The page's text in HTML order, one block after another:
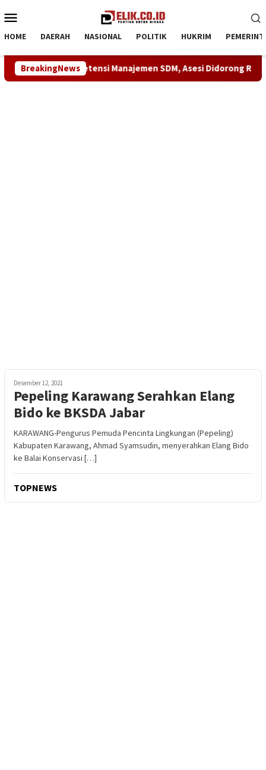
ke
Mobile
HOME DAERAH NASIONAL POLITIK HUKRIM
BreakingNews
Kompetensi Manajemen SDM, Asesi Didorong Raih
Desember 12, 2021
Pepeling Karawang Serahkan Elang
Bido ke BKSDA Jabar
KARAWANG-Pengurus Pemuda Pencinta Lingkungan (Pepeling)
Kabupaten Karawang, Ahmad Syamsudin, menyerahkan Elang Bido
ke Balai Konservasi […]
TOPNEWS